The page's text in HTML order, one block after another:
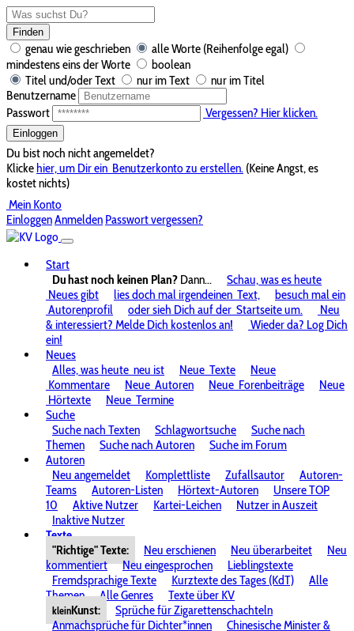
Finden
genau wie geschrieben
alle Worte (Reihenfolge egal)
mindestens eins der Worte
boolean
Titel und/oder Text
nur im Text
nur im Titel
Benutzername
Passwort
Vergessen? Hier klicken.
Einloggen
Du bist noch nicht angemeldet?
Klickehier, um Dir ein Benutzerkonto zu erstellen. (Keine Angst, es
kostet nichts)
Mein Konto
EinloggenAnmelden Passwort vergessen?
Start
Du hast noch keinen Plan? Dann...
Schau, was es heute
Neues gibt
lies doch mal irgendeinen Text,
besuch mal ein
Autorenprofil
oder sieh Dich auf der Startseite um.
Neu
& interessiert? Melde Dich kostenlos an!
Wieder da? Log Dich
ein!
Neues
Alles, was heute neu ist Neue Texte
Neue
Kommentare
Neue Autoren Neue Forenbeiträge
Neue
Hörtexte
Neue Termine
Suche
Suche nach Texten
Schlagwortsuche
Suche nach
Themen
Suche nach Autoren
Suche im Forum
Autoren
Neu angemeldet
Komplettliste Zufallsautor
Autoren-
Teams
Autoren-Listen Hörtext-Autoren
Unsere TOP
10
Aktive Nutzer Kartei-Leichen
Nutzer in Auszeit
Inaktive Nutzer
Texte
"Richtige" Texte:
Neu erschienen Neu überarbeitet
Neu
kommentiert
Neu eingesprochen
Lieblingstexte
Fremdsprachige Texte
Kurztexte des Tages (KdT)
Alle
Themen
Alle Genres Texte über KV
kleinKunst:
Sprüche für Zigarettenschachteln
Anmachsprüche für Dichter*innen
Chinesische Minister &